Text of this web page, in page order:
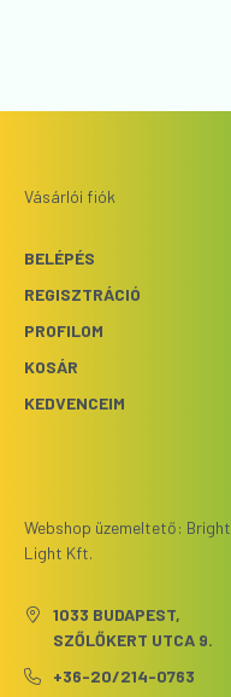
Vásárlói fiók
BELÉPÉS
REGISZTRÁCIÓ
PROFILOM
KOSÁR
KEDVENCEIM
Webshop üzemeltető: Bright
Light Kft.
1033 BUDAPEST,
SZŐLŐKERT UTCA 9.
+36-20/214-0763